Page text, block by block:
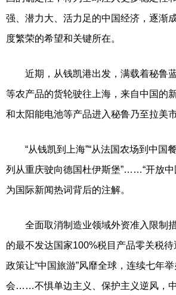
强、潜力大、活力足的中国经济，逐渐
度繁荣的希望和关键所在。
近期，从钱凯港出发，满载着秘鲁
等农产品的货轮驶往上海，来自中国的
和太阳能电池等产品进入秘鲁乃至拉美市
“从钱凯到上海”“从法国农场到中国餐
列从重庆驶向德国杜伊斯堡”……“开放中
为国际新闻热词背后的注解。
全面取消制造业领域外资准入限制
的最不发达国家100%税目产品零关税
政策让“中国旅游”风靡全球，连续七年
会……不惧单边主义、保护主义逆风，